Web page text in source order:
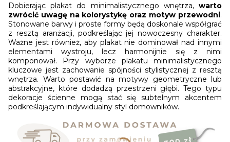
Dobierając plakat do minimalistycznego wnętrza, warto
zwrócić uwagę na kolorystykę oraz motyw przewodni.
Stonowane barwy i proste formy będą doskonale współgrać
z resztą aranżacji, podkreślając jej nowoczesny charakter.
Ważne jest również, aby plakat nie dominował nad innymi
elementami wystroju, lecz harmonijnie się z nimi
komponował. Przy wyborze plakatu minimalistycznego
kluczowe jest zachowanie spójności stylistycznej z resztą
wnętrza. Warto postawić na motywy geometryczne lub
abstrakcyjne, które dodadzą przestrzeni głębi. Tego typu
dekoracje ścienne mogą stać się subtelnym akcentem
podkreślającym indywidualny styl domowników.